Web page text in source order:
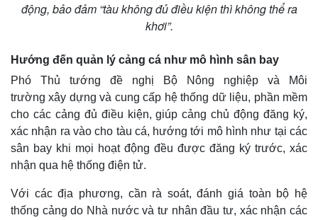
động, bảo đảm “tàu không đủ điều kiện thì không thể ra
khơi”.
Hướng đến quản lý cảng cá như mô hình sân bay
Phó Thủ tướng đề nghị Bộ Nông nghiệp và Môi
trường xây dựng và cung cấp hệ thống dữ liệu, phần mềm
cho các cảng đủ điều kiện, giúp cảng chủ động đăng ký,
xác nhận ra vào cho tàu cá, hướng tới mô hình như tại các
sân bay khi mọi hoạt động đều được đăng ký trước, xác
nhận qua hệ thống điện tử.
Với các địa phương, cần rà soát, đánh giá toàn bộ hệ
thống cảng do Nhà nước và tư nhân đầu tư, xác nhận các